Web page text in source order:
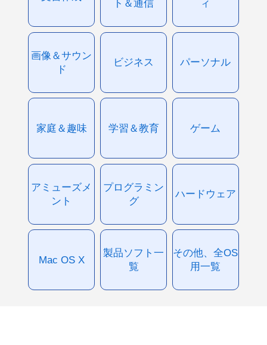
ト＆通信
ィ
画像＆サウン
ド
ビジネス パーソナル
家庭＆趣味 学習＆教育 ゲーム
アミューズメ
ント
プログラミン
グ
ハードウェア
Mac OS X
製品ソフト一
覧
その他、全OS
用一覧